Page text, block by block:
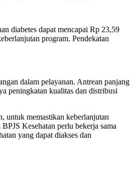
diabetes dapat mencapai Rp 23,59
program. Pendekatan
dalam pelayanan. Antrean panjang
peningkatan kualitas dan distribusi
untuk memastikan keberlanjutan
Kesehatan perlu bekerja sama
yang dapat diakses dan